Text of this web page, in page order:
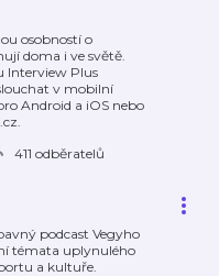
osobností o
doma i ve světě.
Interview Plus
v mobilní
Android a iOS nebo
411 odběratelů
podcast Vegyho
témata uplynulého
a kultuře.